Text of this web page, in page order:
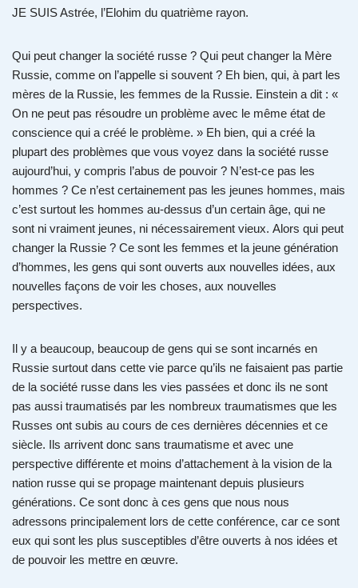
JE SUIS Astrée, l’Elohim du quatrième rayon.
Qui peut changer la société russe ? Qui peut changer la Mère
Russie, comme on l’appelle si souvent ? Eh bien, qui, à part les
mères de la Russie, les femmes de la Russie. Einstein a dit : «
On ne peut pas résoudre un problème avec le même état de
conscience qui a créé le problème. » Eh bien, qui a créé la
plupart des problèmes que vous voyez dans la société russe
aujourd’hui, y compris l’abus de pouvoir ? N’est-ce pas les
hommes ? Ce n’est certainement pas les jeunes hommes, mais
c’est surtout les hommes au-dessus d’un certain âge, qui ne
sont ni vraiment jeunes, ni nécessairement vieux. Alors qui peut
changer la Russie ? Ce sont les femmes et la jeune génération
d’hommes, les gens qui sont ouverts aux nouvelles idées, aux
nouvelles façons de voir les choses, aux nouvelles
perspectives.
Il y a beaucoup, beaucoup de gens qui se sont incarnés en
Russie surtout dans cette vie parce qu’ils ne faisaient pas partie
de la société russe dans les vies passées et donc ils ne sont
pas aussi traumatisés par les nombreux traumatismes que les
Russes ont subis au cours de ces dernières décennies et ce
siècle. Ils arrivent donc sans traumatisme et avec une
perspective différente et moins d’attachement à la vision de la
nation russe qui se propage maintenant depuis plusieurs
générations. Ce sont donc à ces gens que nous nous
adressons principalement lors de cette conférence, car ce sont
eux qui sont les plus susceptibles d’être ouverts à nos idées et
de pouvoir les mettre en œuvre.